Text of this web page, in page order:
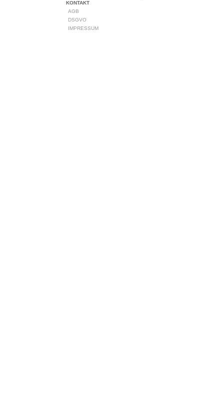
KONTAKT
AGB
DSGVO
IMPRESSUM